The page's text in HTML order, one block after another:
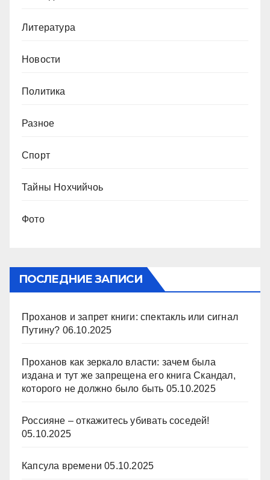
Литература
Новости
Политика
Разное
Спорт
Тайны Нохчийчоь
Фото
ПОСЛЕДНИЕ ЗАПИСИ
Проханов и запрет книги: спектакль или сигнал
Путину? 06.10.2025
Проханов как зеркало власти: зачем была
издана и тут же запрещена его книга Скандал,
которого не должно было быть 05.10.2025
Россияне – откажитесь убивать соседей!
05.10.2025
Капсула времени 05.10.2025